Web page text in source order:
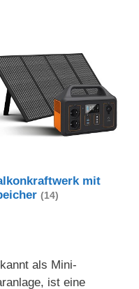
mit
(14)
als Mini-
ist eine